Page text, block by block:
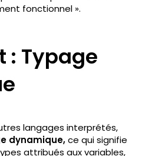
fonctionnel ».
: Typage
langages interprétés,
dynamique,ce qui signifie
attribués aux variables,